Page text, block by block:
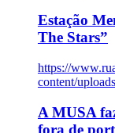
Estação
The Stars”
https://
content/
A MUSA
fora de